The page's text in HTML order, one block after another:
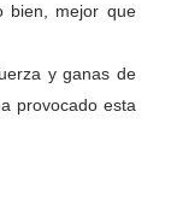
bien, mejor que
y ganas de
provocado esta